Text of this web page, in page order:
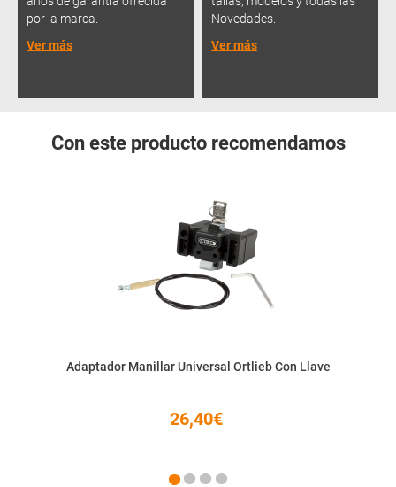
por la marca.
Ver más
Novedades.
Ver más
Con este producto recomendamos
Adaptador Manillar Universal Ortlieb Con Llave
26,40€